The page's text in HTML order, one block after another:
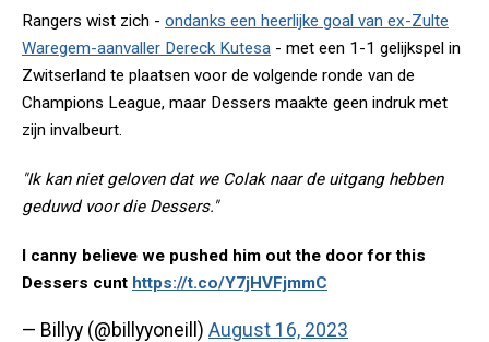
Rangers wist zich - ondanks een heerlijke goal van ex-Zulte
Waregem-aanvaller Dereck Kutesa - met een 1-1 gelijkspel in
Zwitserland te plaatsen voor de volgende ronde van de
Champions League, maar Dessers maakte geen indruk met
zijn invalbeurt.
"Ik kan niet geloven dat we Colak naar de uitgang hebben
geduwd voor die Dessers."
I canny believe we pushed him out the door for this
Dessers cunt https://t.co/Y7jHVFjmmC
— Billyy (@billyyoneill) August 16, 2023